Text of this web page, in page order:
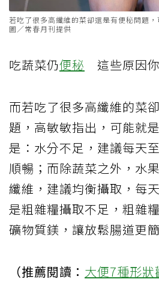
若吃了很多高纖維的菜卻還是有便秘問題，
圖／常春月刊提供
吃蔬菜仍便秘 這些原因
而若吃了很多高纖維的菜
題，高敏敏指出，可能就
是：水分不足，建議每天
順暢；而除蔬菜之外，水
纖維，建議均衡攝取，每
是粗雜糧攝取不足，粗雜
礦物質鎂，讓放鬆腸道更
（推薦閱讀： 大便7種形狀